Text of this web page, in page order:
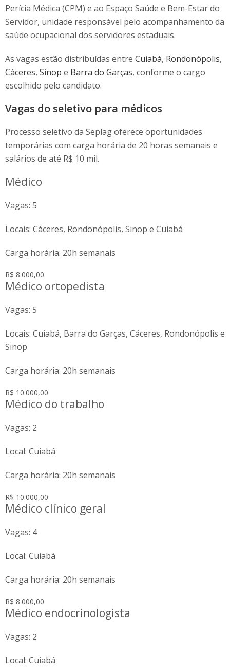
Perícia Médica (CPM) e ao Espaço Saúde e Bem-Estar do
Servidor, unidade responsável pelo acompanhamento da
saúde ocupacional dos servidores estaduais.
As vagas estão distribuídas entre Cuiabá, Rondonópolis,
Cáceres, Sinop e Barra do Garças, conforme o cargo
escolhido pelo candidato.
Vagas do seletivo para médicos
Processo seletivo da Seplag oferece oportunidades
temporárias com carga horária de 20 horas semanais e
salários de até R$ 10 mil.
Médico
Vagas: 5
Locais: Cáceres, Rondonópolis, Sinop e Cuiabá
Carga horária: 20h semanais
R$ 8.000,00
Médico ortopedista
Vagas: 5
Locais: Cuiabá, Barra do Garças, Cáceres, Rondonópolis e
Sinop
Carga horária: 20h semanais
R$ 10.000,00
Médico do trabalho
Vagas: 2
Local: Cuiabá
Carga horária: 20h semanais
R$ 10.000,00
Médico clínico geral
Vagas: 4
Local: Cuiabá
Carga horária: 20h semanais
R$ 8.000,00
Médico endocrinologista
Vagas: 2
Local: Cuiabá